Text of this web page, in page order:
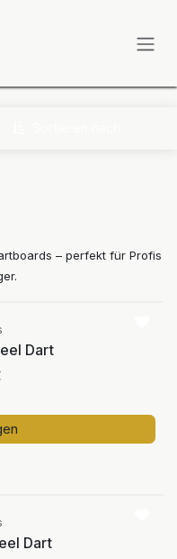
– perfekt für Profis
Dart
Dart